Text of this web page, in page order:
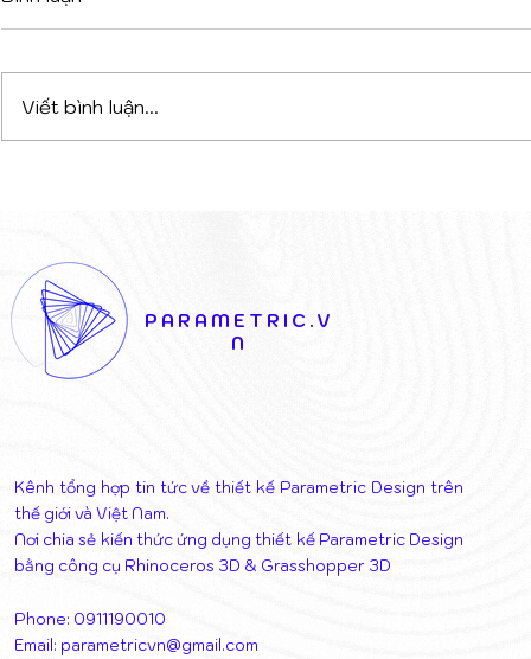
KẾT NỐI NGHỆ THUẬT VÀ
KIẾN TRÚC
Viết bình luận...
PARAMETRIC.V
N
Kênh tổng hợp tin tức về thiết kế Parametric Design trên
thế giới và Việt Nam.
Nơi chia sẻ kiến thức ứng dụng thiết kế Parametric Design
bằng công cụ Rhinoceros 3D & Grasshopper 3D
Phone: 0911190010
Email: parametricvn@gmail.com